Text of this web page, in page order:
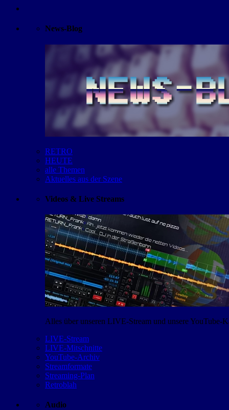
News-Blog
RETRO
HEUTE
alle Themen
Aktuelles aus der Szene
Videos & Live Streams
Alles über unseren LIVE-Stream und unsere YouTube-
LIVE-Stream
LIVE-Mitschnitte
YouTube-Archiv
Streamformate
Streaming-Plan
Retroblah
Audio